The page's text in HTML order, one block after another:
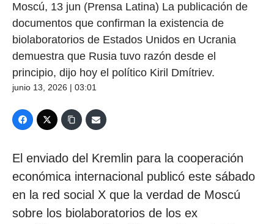
Moscú, 13 jun (Prensa Latina) La publicación de
documentos que confirman la existencia de
biolaboratorios de Estados Unidos en Ucrania
demuestra que Rusia tuvo razón desde el
principio, dijo hoy el político Kiril Dmítriev.
junio 13, 2026 | 03:01
El enviado del Kremlin para la cooperación
económica internacional publicó este sábado
en la red social X que la verdad de Moscú
sobre los biolaboratorios de los ex